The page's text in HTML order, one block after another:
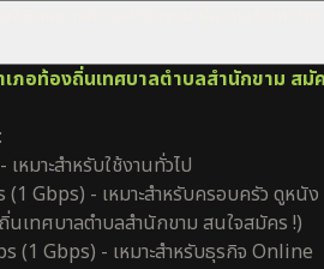
เภอท้องถิ่นเทศบาลตำบลสำนักขาม สมั
:
หมาะสำหรับใช้งานทั่วไป
Gbps) - เหมาะสำหรับครอบครัว ดูหนัง
นเทศบาลตำบลสำนักขาม สนใจสมัคร !)
(1 Gbps) - เหมาะสำหรับธุรกิจ Online